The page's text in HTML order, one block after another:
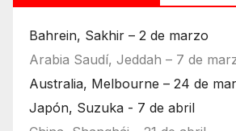
Bahrein, Sakhir – 2 de marzo
Arabia Saudí, Jeddah – 7 de
Australia, Melbourne – 24 de
Japón, Suzuka - 7 de abril